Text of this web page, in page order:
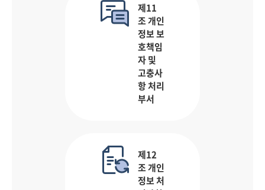
제11
조 개인
정보 보
호책임
자 및
고충사
항 처리
부서
제12
조 개인
정보 처